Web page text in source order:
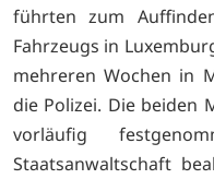
führten zum
Fahrzeugs in
mehreren Wochen in
die Polizei. Die beiden
vorläufig
Staatsanwaltschaft